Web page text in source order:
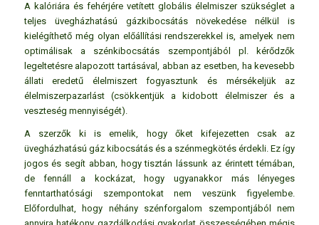
A kalóriára és fehérjére vetített globális élelmiszer szükséglet a
teljes üvegházhatású gázkibocsátás növekedése nélkül is
kielégíthető még olyan előállítási rendszerekkel is, amelyek nem
optimálisak a szénkibocsátás szempontjából pl. kérődzők
legeltetésre alapozott tartásával, abban az esetben, ha kevesebb
állati eredetű élelmiszert fogyasztunk és mérsékeljük az
élelmiszerpazarlást (csökkentjük a kidobott élelmiszer és a
veszteség mennyiségét).
A szerzők ki is emelik, hogy őket kifejezetten csak az
üvegházhatású gáz kibocsátás és a szénmegkötés érdekli. Ez így
jogos és segít abban, hogy tisztán lássunk az érintett témában,
de fennáll a kockázat, hogy ugyanakkor más lényeges
fenntarthatósági szempontokat nem veszünk figyelembe.
Előfordulhat, hogy néhány szénforgalom szempontjából nem